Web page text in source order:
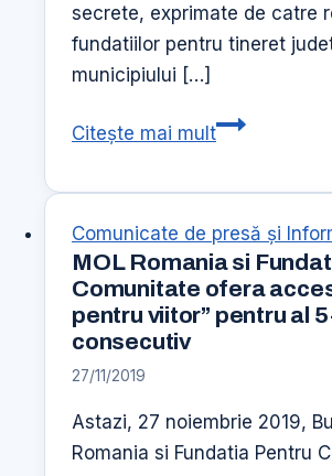
secrete, exprimate de catre
fundatiilor pentru tineret
municipiului […]
Citește mai multAdunarea
Fundatiei
Nationale
pentru
Comunicate de presă şi
MOL Romania si
Comunitate ofera
pentru viitor” pentru al
consecutiv
27/11/2019
Astazi, 27 noiembrie 2019,
Romania si Fundatia Pentru